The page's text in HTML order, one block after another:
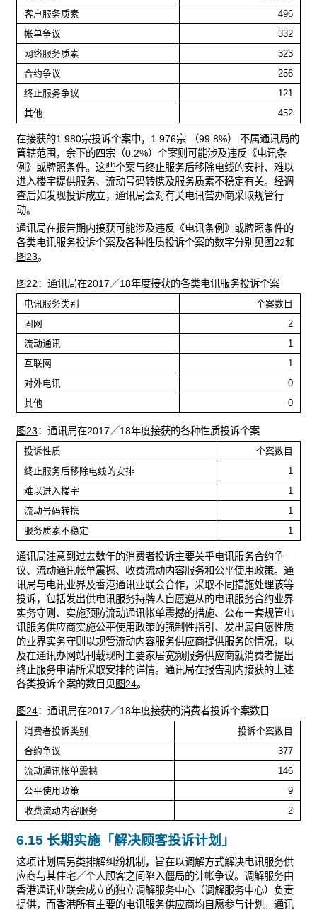
客户服务质素
496
帐单争议
332
网络服务质素
323
合约争议
256
终止服务争议
121
其他
452
在接获的1 980宗投诉个案中，1 976宗 （99.8%） 不属通讯局的
管辖范围，余下的四宗（0.2%）个案则可能涉及违反《电讯条
例》或牌照条件。这些个案与终止服务后移除电线的安排、难以
进入楼宇提供服务、流动号码转携及服务质素不稳定有关。经调
查后如发现投诉成立，通讯局会对有关电讯营办商采取规管行
动。
通讯局在报告期内接获可能涉及违反《电讯条例》或牌照条件的
各类电讯服务投诉个案及各种性质投诉个案的数字分别见图22和
图23。
图22：通讯局在2017／18年度接获的各类电讯服务投诉个案
电讯服务类别
个案数目
固网
2
流动通讯
1
互联网
1
对外电讯
0
其他
0
图23：通讯局在2017／18年度接获的各种性质投诉个案
投诉性质
个案数目
终止服务后移除电线的安排
1
难以进入楼宇
1
流动号码转携
1
服务质素不稳定
1
通讯局注意到过去数年的消费者投诉主要关乎电讯服务合约争
议、流动通讯帐单震撼、收费流动内容服务和公平使用政策。通
讯局与电讯业界及香港通讯业联会合作，采取不同措施处理该等
投诉，包括发出供电讯服务持牌人自愿遵从的电讯服务合约业界
实务守则、实施预防流动通讯帐单震撼的措施、公布一套规管电
讯服务供应商实施公平使用政策的强制性指引、发出属自愿性质
的业界实务守则以规管流动内容服务供应商提供服务的情况，以
及在通讯办网站刊载现时主要家居宽频服务供应商就消费者提出
终止服务申请所采取安排的详情。通讯局在报告期内接获的上述
各类投诉个案的数目见图24。
图24：通讯局在2017／18年度接获的消费者投诉个案数目
消费者投诉类别
投诉个案数目
合约争议
377
流动通讯帐单震撼
146
公平使用政策
9
收费流动内容服务
2
6.15 长期实施「解决顾客投诉计划」
这项计划属另类排解纠纷机制，旨在以调解方式解决电讯服务供
应商与其住宅／个人顾客之间陷入僵局的计帐争议。调解服务由
香港通讯业联会成立的独立调解服务中心（调解服务中心）负责
提供，而香港所有主要的电讯服务供应商均自愿参与计划。通讯